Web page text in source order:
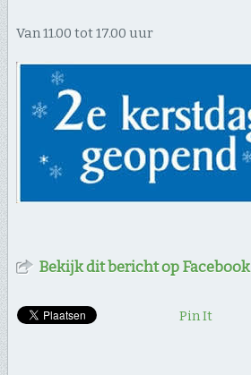
Van 11.00 tot 17.00 uur
Bekijk dit bericht op Facebook
Pin It